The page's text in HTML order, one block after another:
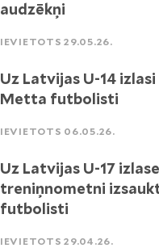
audzēkņi
IEVIETOTS 29.05.26.
Uz Latvijas U-14
Metta futbolisti
IEVIETOTS 06.05.26.
Uz Latvijas U-17
treniņnometni
futbolisti
IEVIETOTS 29.04.26.